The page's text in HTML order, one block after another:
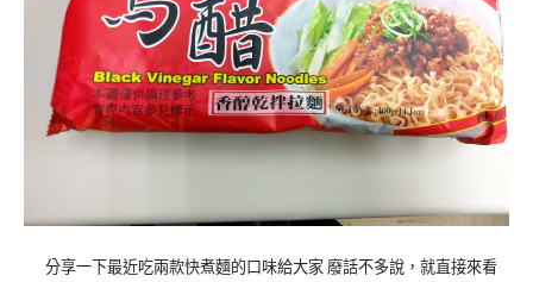
分享一下最近吃兩款快煮麵的口味給大家 廢話不多說，就直接來看